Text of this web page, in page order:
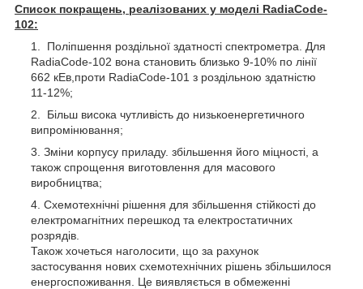
Список покращень, реалізованих у моделі RadiaCode-
102:
Поліпшення роздільної здатності спектрометра. Для
RadiaCode-102 вона становить близько 9-10% по лінії
662 кЕв,проти RadiaCode-101 з роздільною здатністю
11-12%;
Більш висока чутливість до низькоенергетичного
випромінювання;
Зміни корпусу приладу. збільшення його міцності, а
також спрощення виготовлення для масового
виробництва;
Схемотехнічні рішення для збільшення стійкості до
електромагнітних перешкод та електростатичних
розрядів.
Також хочеться наголосити, що за рахунок
застосування нових схемотехнічних рішень збільшилося
енергоспоживання. Це виявляється в обмеженні